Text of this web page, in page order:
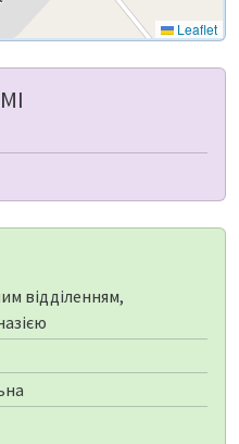
Leaflet
відділенням,